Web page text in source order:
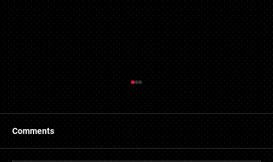
Comments